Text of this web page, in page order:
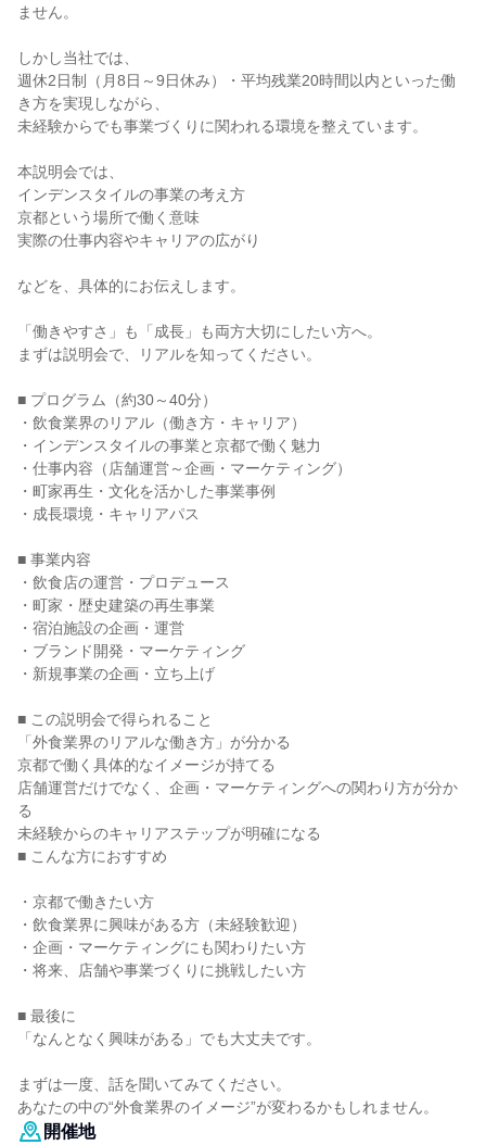
ません。
しかし当社では、
週休2日制（月8日～9日休み）・平均残業20時間以内といった働
き方を実現しながら、
未経験からでも事業づくりに関われる環境を整えています。
本説明会では、
インデンスタイルの事業の考え方
京都という場所で働く意味
実際の仕事内容やキャリアの広がり
などを、具体的にお伝えします。
「働きやすさ」も「成長」も両方大切にしたい方へ。
まずは説明会で、リアルを知ってください。
■ プログラム（約30～40分）
・飲食業界のリアル（働き方・キャリア）
・インデンスタイルの事業と京都で働く魅力
・仕事内容（店舗運営～企画・マーケティング）
・町家再生・文化を活かした事業事例
・成長環境・キャリアパス
■ 事業内容
・飲食店の運営・プロデュース
・町家・歴史建築の再生事業
・宿泊施設の企画・運営
・ブランド開発・マーケティング
・新規事業の企画・立ち上げ
■ この説明会で得られること
「外食業界のリアルな働き方」が分かる
京都で働く具体的なイメージが持てる
店舗運営だけでなく、企画・マーケティングへの関わり方が分か
る
未経験からのキャリアステップが明確になる
■ こんな方におすすめ
・京都で働きたい方
・飲食業界に興味がある方（未経験歓迎）
・企画・マーケティングにも関わりたい方
・将来、店舗や事業づくりに挑戦したい方
■ 最後に
「なんとなく興味がある」でも大丈夫です。
まずは一度、話を聞いてみてください。
あなたの中の“外食業界のイメージ”が変わるかもしれません。
開催地